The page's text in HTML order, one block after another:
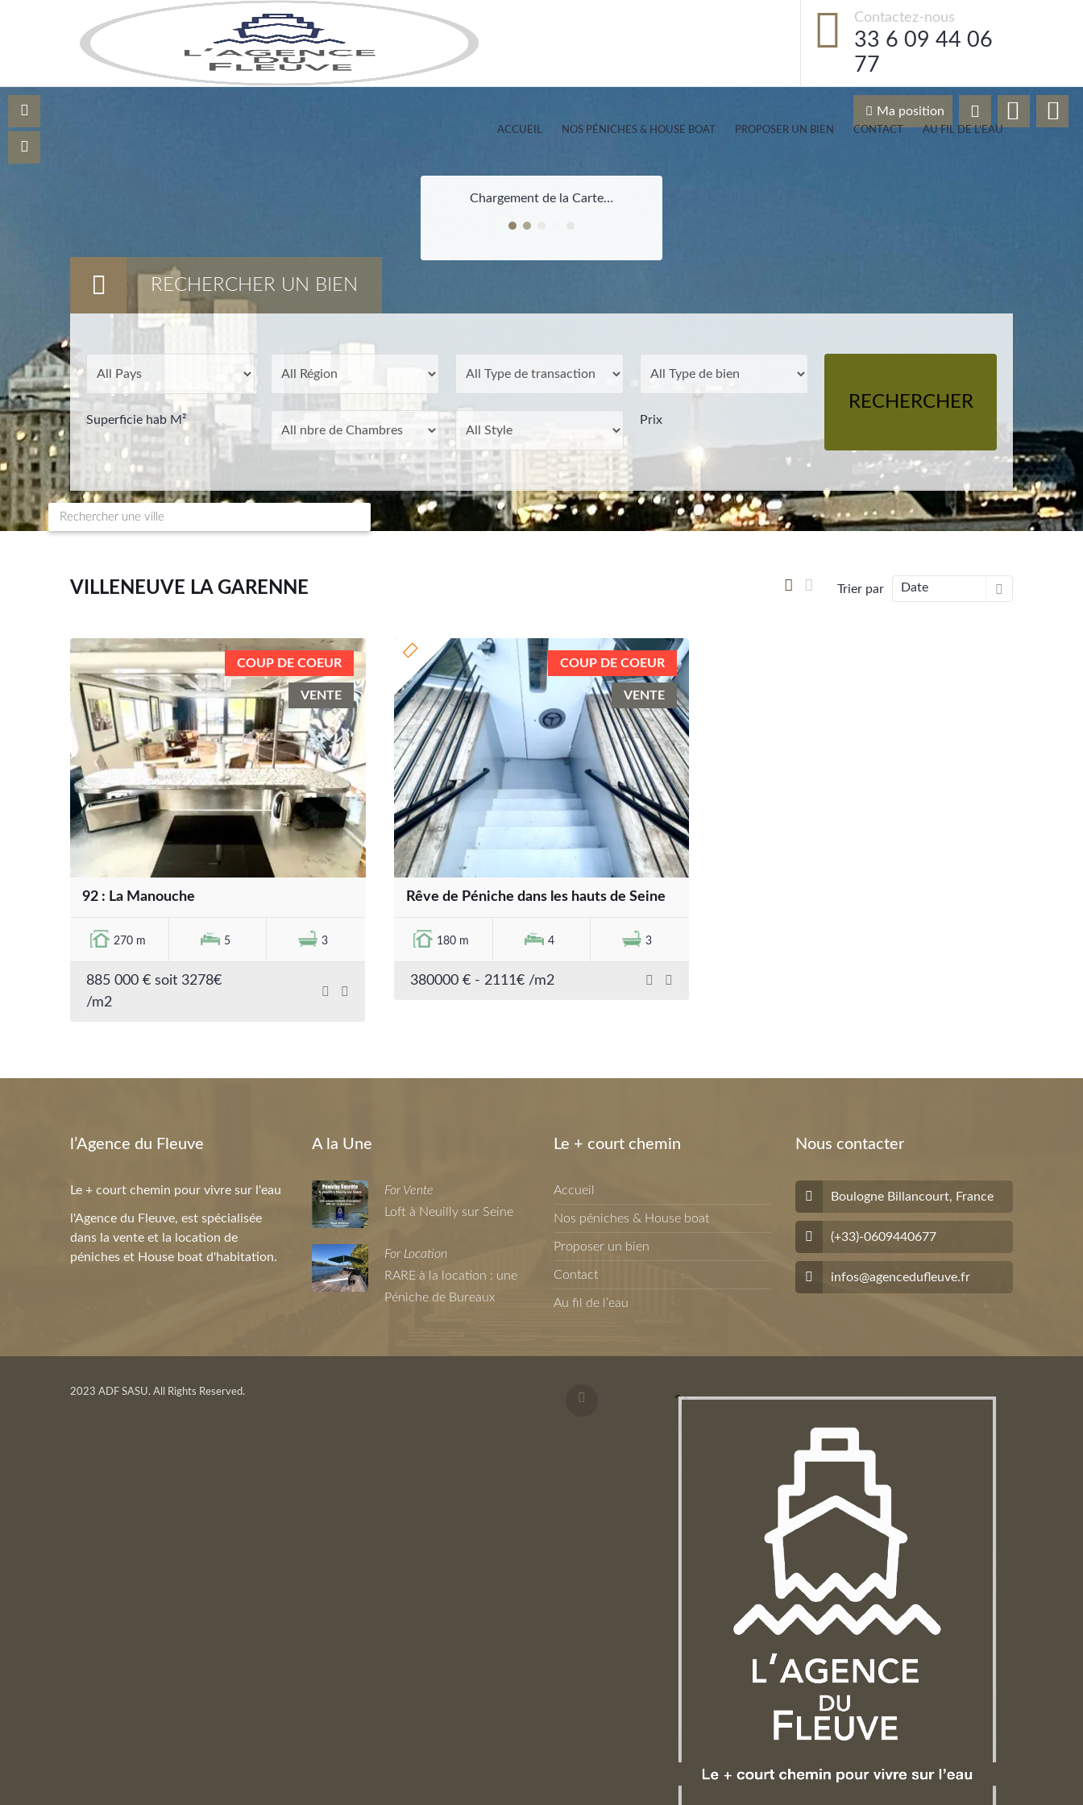
Contactez-nous
33 6 09 44 06
77
ACCUEIL NOS PÉNICHES & HOUSE BOAT PROPOSER UN BIEN CONTACT AU FIL DE L’EAU
Ma position
Chargement de la Carte…
RECHERCHER UN BIEN
Superficie hab M² Prix
RECHERCHER
VILLENEUVE LA GARENNE Trier par Date
COUP DE COEUR
VENTE
92 : La Manouche
270 m 5 3
885 000 € soit 3278€
/m2
COUP DE COEUR
VENTE
Rêve de Péniche dans les hauts de Seine
180 m 4 3
380000 € - 2111€ /m2
l’Agence du Fleuve
Le + court chemin pour vivre sur l'eau
l'Agence du Fleuve, est spécialisée
dans la vente et la location de
péniches et House boat d'habitation.
A la Une
For Vente
Loft à Neuilly sur Seine
For Location
RARE à la location : une
Péniche de Bureaux
Le + court chemin
Accueil
Nos péniches & House boat
Proposer un bien
Contact
Au fil de l’eau
Nous contacter
Boulogne Billancourt, France
(+33)-0609440677
infos@agencedufleuve.fr
2023 ADF SASU. All Rights Reserved.